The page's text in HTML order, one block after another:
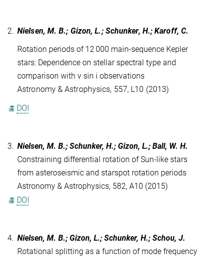
2. Nielsen, M. B.; Gizon, L.; Schunker, H.; Karoff, C.
Rotation periods of 12 000 main-sequence Kepler
stars: Dependence on stellar spectral type and
comparison with v sin i observations
Astronomy & Astrophysics, 557, L10 (2013)
DOI
3. Nielsen, M. B.; Schunker, H.; Gizon, L.; Ball, W. H.
Constraining differential rotation of Sun-like stars
from asteroseismic and starspot rotation periods
Astronomy & Astrophysics, 582, A10 (2015)
DOI
4. Nielsen, M. B.; Gizon, L.; Schunker, H.; Schou, J.
Rotational splitting as a function of mode frequency